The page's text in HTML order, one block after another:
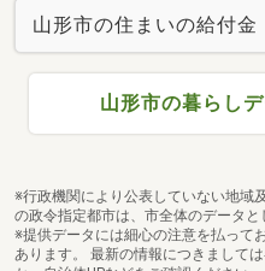
山形市の住まいの給付金
山形市の暮らし
※行政機関により公表していない地域
の政令指定都市は、市全体のデータと
※提供データには細心の注意を払って
あります。 最新の情報につきまして